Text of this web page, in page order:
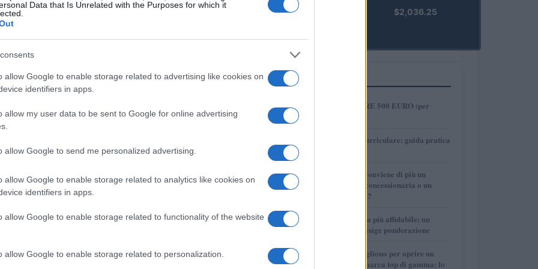
Data that Is Unrelated with the Purposes for which it
allow Google to enable storage related to advertising like cookies on
identifiers in apps.
allow my user data to be sent to Google for online advertising
allow Google to send me personalized advertising.
allow Google to enable storage related to analytics like cookies on
identifiers in apps.
allow Google to enable storage related to functionality of the website
allow Google to enable storage related to personalization.
universitari l’opportunità di svolgere attività di
primarie e secondarie provenienti da contesti
minimo di due ore a settimana e prevede
necessaria per i tutor si svolgerà online, con
PRIME)
$2,036.25
PIÙ LETTI
1
COME INVESTIRE 500 EURO (per
2
Tirocinio extra-curriculare: guida pratica
3
Per le auto usate conviene di più un
finanziamento in concessionaria o un
prestito personale?
4
La macchina usata più affidabile: un
investimento che esige ponderazione
5
Quanti soldi ci vogliono per aprire un
autosalone multimarca top di gamma: lo